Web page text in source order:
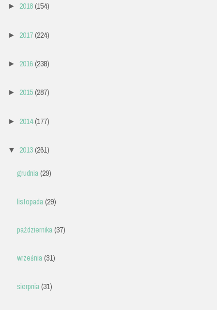
► 2018(154)
► 2017(224)
► 2016(238)
► 2015(287)
► 2014(177)
▼ 2013(261)
grudnia(29)
listopada(29)
października(37)
września(31)
sierpnia(31)